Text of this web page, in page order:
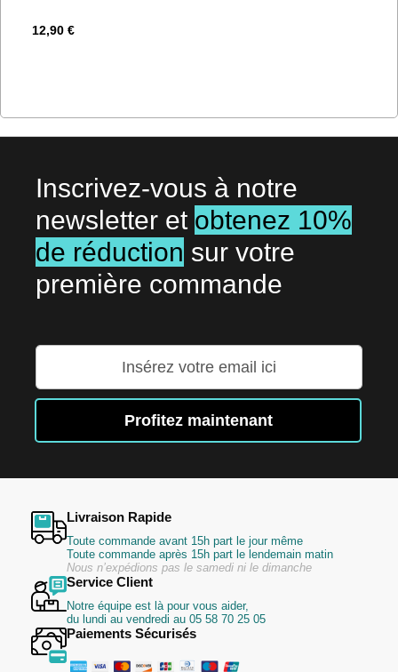
12,90 €
Inscrivez-vous à notre
newsletter et obtenez 10%
de réduction sur votre
première commande
notre
d’information
Profitez maintenant
Livraison Rapide
Toute commande avant 15h part le jour même
Toute commande après 15h part le lendemain matin
Nous n’expédions pas le samedi ni le dimanche
Service Client
Notre équipe est là pour vous aider,
du lundi au vendredi au 05 58 70 25 05
Paiements Sécurisés